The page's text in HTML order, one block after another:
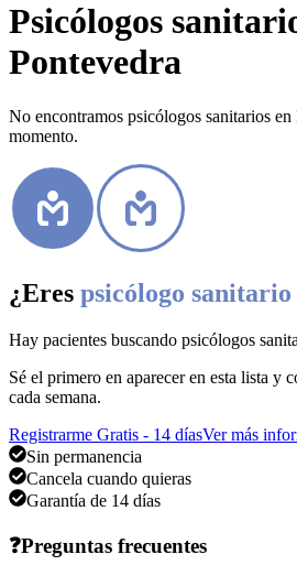
Psicólogos
Pontevedra
No encontramos psicólogos sanitarios en
momento.
¿Eres psicólogo sanitario
Hay pacientes buscando psicólogos
Sé el primero en aparecer en esta lista y
cada semana.
Registrarme Gratis - 14 díasVer más
Sin permanencia
Cancela cuando quieras
Garantía de 14 días
❓Preguntas frecuentes